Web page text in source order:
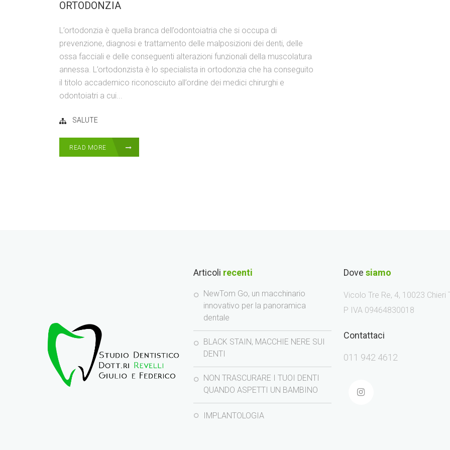
ORTODONZIA
L’ortodonzia è quella branca dell’odontoiatria che si occupa di
prevenzione, diagnosi e trattamento delle malposizioni dei denti, delle
ossa facciali e delle conseguenti alterazioni funzionali della muscolatura
annessa. L’ortodonzista è lo specialista in ortodonzia che ha conseguito
il titolo accademico riconosciuto all’ordine dei medici chirurghi e
odontoiatri a cui...
SALUTE
READ MORE
Articoli recenti
NewTom Go, un macchinario
innovativo per la panoramica
dentale
BLACK STAIN, MACCHIE NERE SUI
DENTI
NON TRASCURARE I TUOI DENTI
QUANDO ASPETTI UN BAMBINO
IMPLANTOLOGIA
Dove siamo
Vicolo Tre Re, 4, 10023 Chieri
P IVA 09464830018
Contattaci
011 942 4612